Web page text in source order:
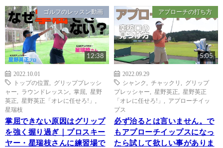
ゴルフのレッスン動画
12:38
2022.10.01
トップの位置
グリッププレッシ
ャー
ラウンドレッスン 掌屈
星野
英正
星野英正「オレに任せろ!」
星瑞枝
掌屈できない原因はグリップ
を強く握り過ぎ｜プロスキー
ヤー・星瑞枝さんに練習場で
アプローチの打ち方
5:05
2022.09.29
シャンク
チャックリ
グリップ
プレッシャー
星野英正
星野英正
「オレに任せろ!」
アプローチイッ
プス
必ず治るとは言いません。で
もアプローチイップスになっ
たら試して欲しい事がありま